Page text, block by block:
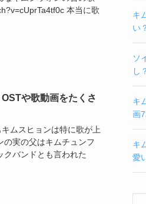
本当に歌
や歌動画をたくさ
ムスヒョンは特に歌が上
の実の父はキムチュンフ
クバンドとも言われた
キ
い
ソ
し
キ
画
キ
愛